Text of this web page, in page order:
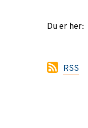
Du er her:
RSS